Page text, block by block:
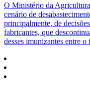
O Ministério da
cenário de
principalmente, de
fabricantes, que
desses imunizantes entre